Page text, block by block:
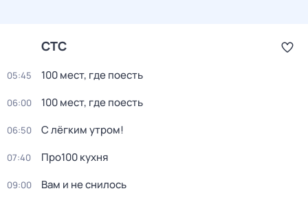
СТС
05:45 100 мест, где поесть
06:00 100 мест, где поесть
06:50 С лёгким утром!
07:40 Про100 кухня
09:00 Вам и не снилось